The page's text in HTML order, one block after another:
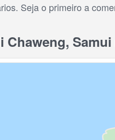
Seja o primeiro a
Chaweng,